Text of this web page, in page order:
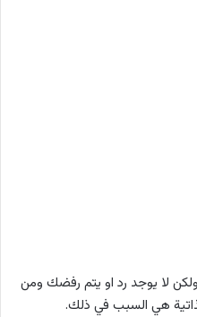
لا يوجد رد او يتم رفضك ومن
هي السبب في ذلك.